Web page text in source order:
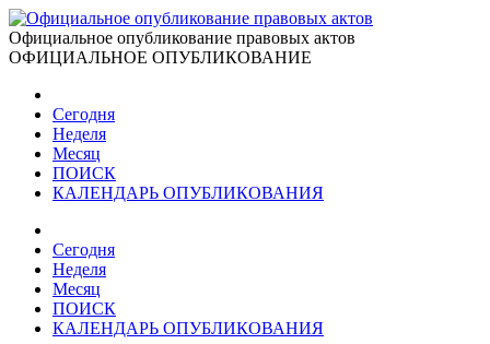
Официальное опубликование правовых актов
ОФИЦИАЛЬНОЕ ОПУБЛИКОВАНИЕ
Сегодня
Неделя
Месяц
ПОИСК
КАЛЕНДАРЬ ОПУБЛИКОВАНИЯ
Сегодня
Неделя
Месяц
ПОИСК
КАЛЕНДАРЬ ОПУБЛИКОВАНИЯ